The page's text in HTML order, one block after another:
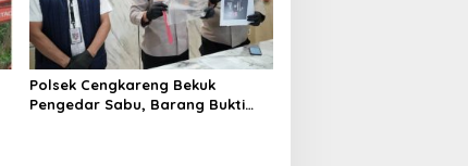
Polsek Cengkareng Bekuk
Pengedar Sabu, Barang Bukti